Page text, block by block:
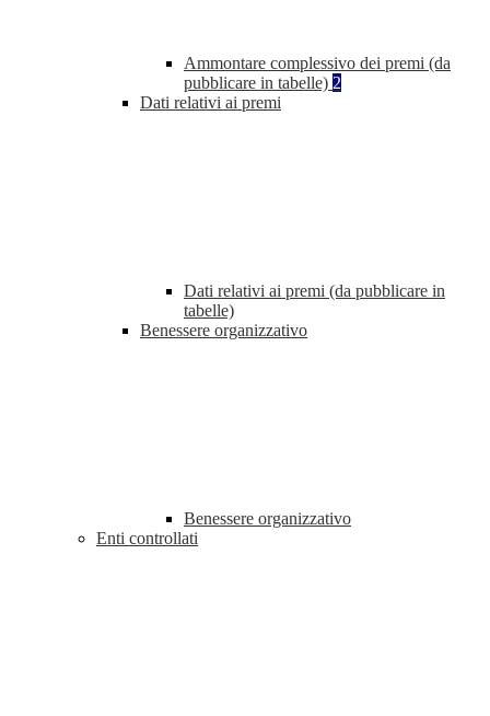
Ammontare complessivo dei premi (da
pubblicare in tabelle) 2
Dati relativi ai premi
Dati relativi ai premi (da pubblicare in
tabelle)
Benessere organizzativo
Benessere organizzativo
Enti controllati